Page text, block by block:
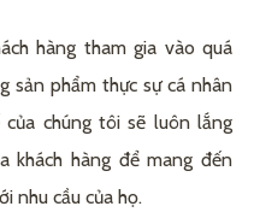
hàng tham gia vào quá
sản phẩm thực sự cá nhân
chúng tôi sẽ luôn lắng
khách hàng để mang đến
nhu cầu của họ.